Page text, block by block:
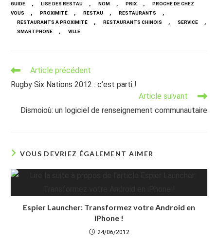
GUIDE
, LISE DES RESTAU , NOM , PRIX ,
PROCHE DE CHEZ
VOUS
, PROXIMITÉ , RESTAU , RESTAURANTS ,
RESTAURANTS À PROXIMITÉ , RESTAURANTS CHINOIS , SERVICE ,
SMARTPHONE , VILLE
Read
articles
Article précédent
Rugby Six Nations 2012 : c’est parti !
Article suivant
Dismoioù: un logiciel de renseignement communautaire
VOUS DEVRIEZ ÉGALEMENT AIMER
Espier Launcher: Transformez votre Android en
iPhone !
24/06/2012